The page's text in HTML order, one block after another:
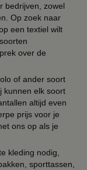
bedrijven, zowel
Op zoek naar
een textiel wilt
over de
of ander soort
kunnen elk soort
altijd even
prijs voor je
ons op als je
kleding nodig,
sporttassen,